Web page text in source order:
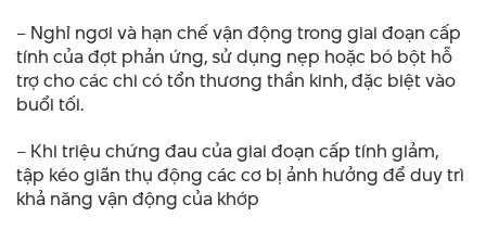
– Nghỉ ngơi và hạn chế vận động trong giai đoạn cấp
tính của đợt phản ứng, sử dụng nẹp hoặc bó bột hỗ
trợ cho các chi có tổn thương thần kinh, đặc biệt vào
buổi tối.
– Khi triệu chứng đau của giai đoạn cấp tính giảm,
tập kéo giãn thụ động các cơ bị ảnh hưởng để duy trì
khả năng vận động của khớp